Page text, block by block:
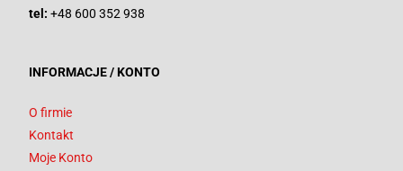
tel: +48 600 352 938
INFORMACJE / KONTO
O firmie
Kontakt
Moje Konto